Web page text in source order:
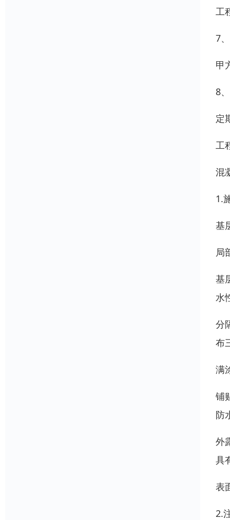
工
7
甲
8
定
工
混
1.
基
局
基
水
分
布
满
铺
防
外
具
表
2.